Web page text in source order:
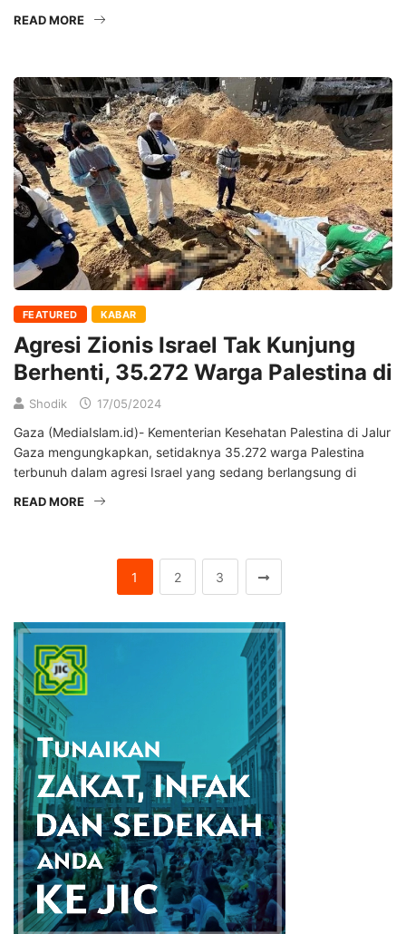
READ MORE
FEATURED KABAR
Agresi Zionis Israel Tak Kunjung
Berhenti, 35.272 Warga Palestina di
Shodik 17/05/2024
Gaza (MediaIslam.id)- Kementerian Kesehatan Palestina di Jalur
Gaza mengungkapkan, setidaknya 35.272 warga Palestina
terbunuh dalam agresi Israel yang sedang berlangsung di
READ MORE
1 2 3